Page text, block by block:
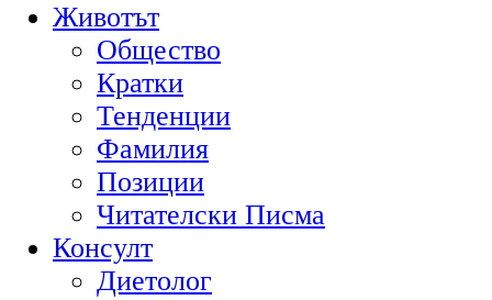
Животът
Общество
Кратки
Тенденции
Фамилия
Позиции
Читателски Писма
Консулт
Диетолог